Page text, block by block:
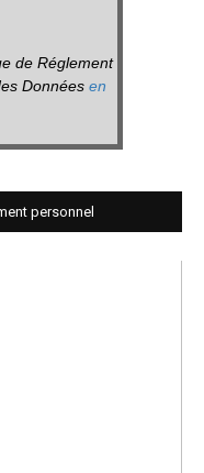
de Réglement
Données en
personnel